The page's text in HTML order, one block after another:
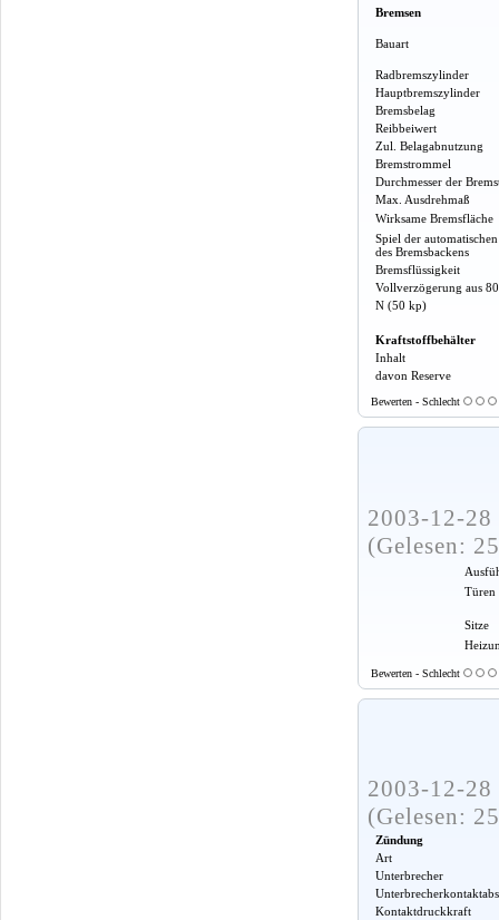
Bremsen
Bauart
Radbremszylinder
Hauptbremszylinder
Bremsbelag
Reibbeiwert
Zul. Belagabnutzung
Bremstrommel
Durchmesser der
Max. Ausdrehmaß
Wirksame Bremsfläche
Spiel der
des Bremsbackens
Bremsflüssigkeit
Vollverzögerung aus
N (50 kp)
Kraftstoffbehälter
Inhalt
davon Reserve
Bewerten - Schlecht
2003-12-
(Gelesen:
Türen
Sitze
Bewerten - Schlecht
2003-12-
(Gelesen:
Zündung
Art
Unterbrecher
Kontaktdruckkraft